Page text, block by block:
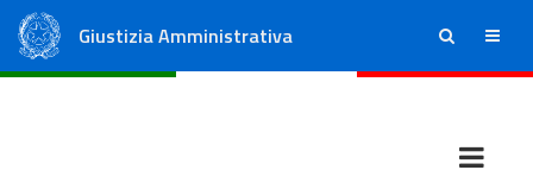
Giustizia Amministrativa ricerca menu